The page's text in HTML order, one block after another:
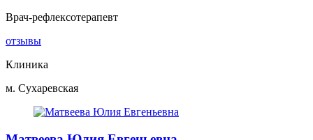
Врач-рефлексотерапевт
отзывы
Клиника
м. Сухаревская